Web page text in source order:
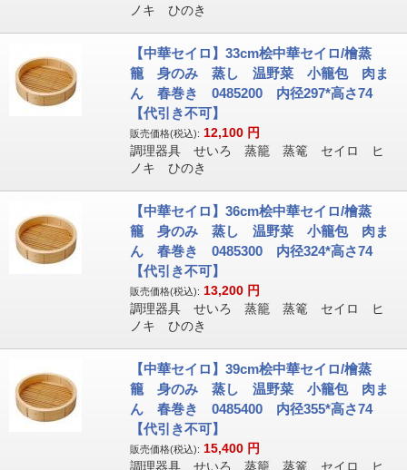
ノキ ひのき
【中華セイロ】33cm桧中華セイロ/檜蒸
籠 身のみ 蒸し 温野菜 小籠包 肉ま
ん 春巻き 0485200 内径297*高さ74
【代引き不可】
販売価格(税込): 12,100 円
調理器具 せいろ 蒸籠 蒸篭 セイロ ヒ
ノキ ひのき
【中華セイロ】36cm桧中華セイロ/檜蒸
籠 身のみ 蒸し 温野菜 小籠包 肉ま
ん 春巻き 0485300 内径324*高さ74
【代引き不可】
販売価格(税込): 13,200 円
調理器具 せいろ 蒸籠 蒸篭 セイロ ヒ
ノキ ひのき
【中華セイロ】39cm桧中華セイロ/檜蒸
籠 身のみ 蒸し 温野菜 小籠包 肉ま
ん 春巻き 0485400 内径355*高さ74
【代引き不可】
販売価格(税込): 15,400 円
調理器具 せいろ 蒸籠 蒸篭 セイロ ヒ